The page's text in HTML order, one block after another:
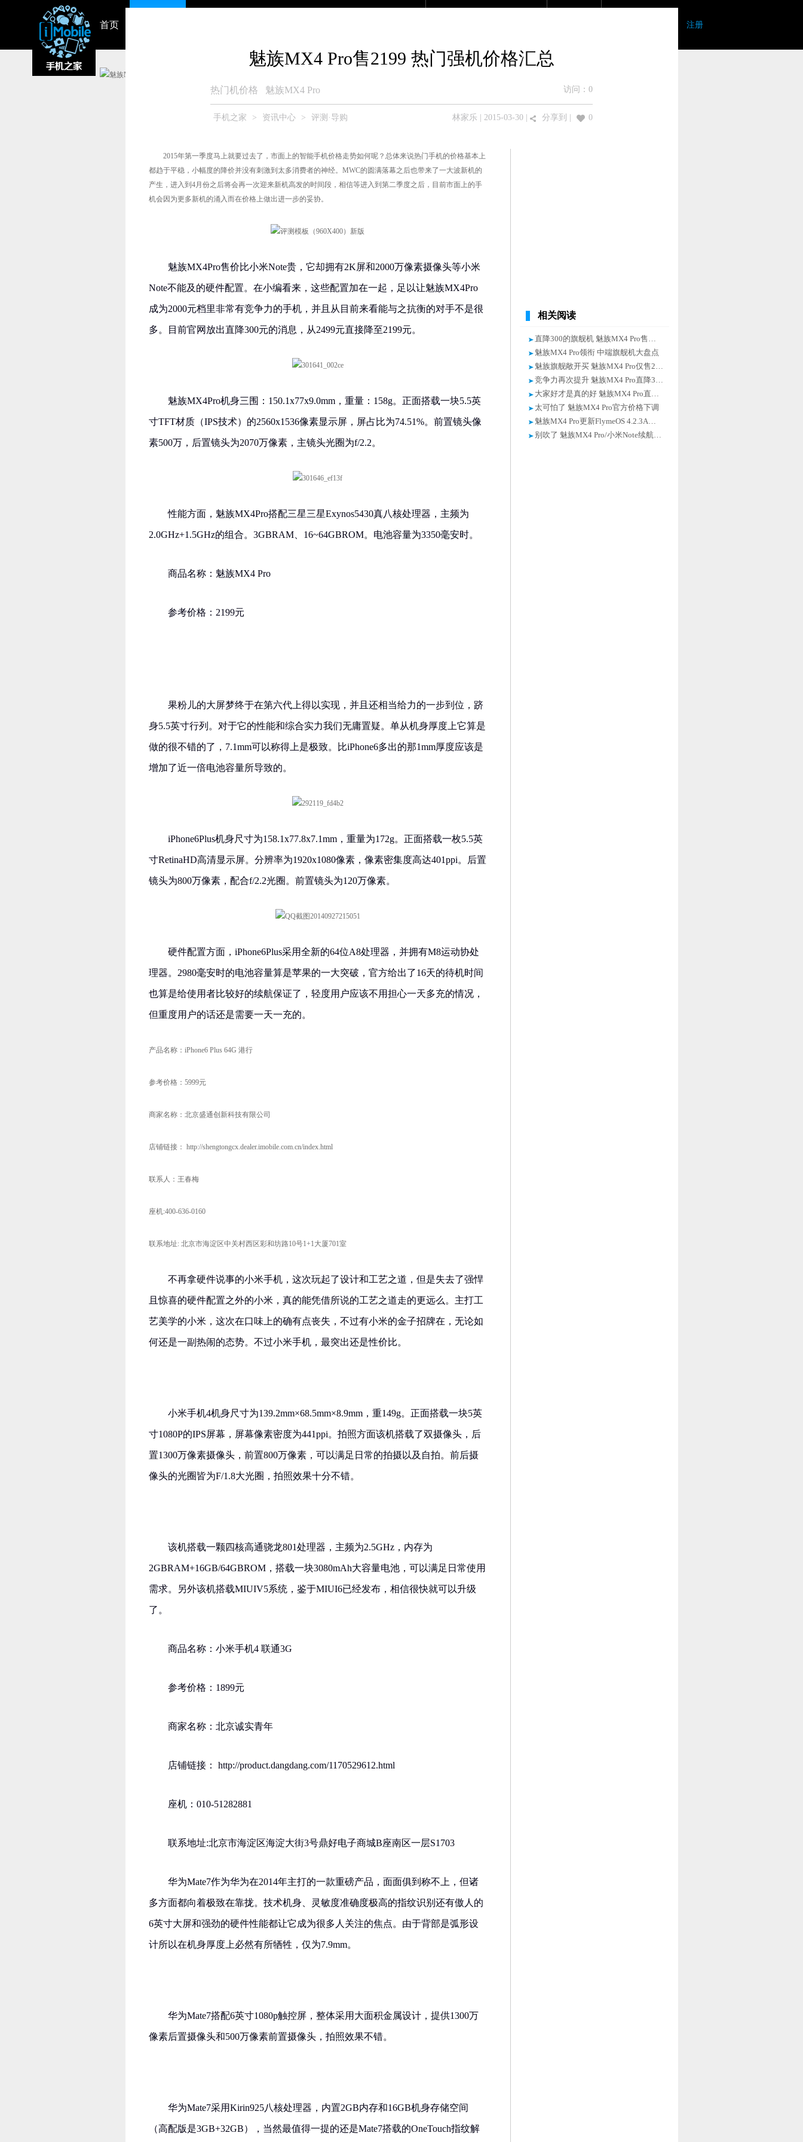
首页 注册
魅族MX4 Pro售2199 热门强机价格汇总
热门机价格 魅族MX4 Pro 访问： 0
手机之家 > 资讯中心 > 评测·导购 林家乐 | 2015-03-30 | 分享到 0
2015年第一季度马上就要过去了，市面上的智能手机价格走势如何呢？总体来说热门手机的价格基本上
都趋于平稳，小幅度的降价并没有刺激到太多消费者的神经。MWC的圆满落幕之后也带来了一大波新机的
产生，进入到4月份之后将会再一次迎来新机高发的时间段，相信等进入到第二季度之后，目前市面上的手
机会因为更多新机的涌入而在价格上做出进一步的妥协。
魅族MX4Pro售价比小米Note贵，它却拥有2K屏和2000万像素摄像头等小米
Note不能及的硬件配置。在小编看来，这些配置加在一起，足以让魅族MX4Pro
成为2000元档里非常有竞争力的手机，并且从目前来看能与之抗衡的对手不是很
多。目前官网放出直降300元的消息，从2499元直接降至2199元。
魅族MX4Pro机身三围：150.1x77x9.0mm，重量：158g。正面搭载一块5.5英
寸TFT材质（IPS技术）的2560x1536像素显示屏，屏占比为74.51%。前置镜头像
素500万，后置镜头为2070万像素，主镜头光圈为f/2.2。
性能方面，魅族MX4Pro搭配三星三星Exynos5430真八核处理器，主频为
2.0GHz+1.5GHz的组合。3GBRAM、16~64GBROM。电池容量为3350毫安时。
商品名称：魅族MX4 Pro
参考价格：2199元
果粉儿的大屏梦终于在第六代上得以实现，并且还相当给力的一步到位，跻
身5.5英寸行列。对于它的性能和综合实力我们无庸置疑。单从机身厚度上它算是
做的很不错的了，7.1mm可以称得上是极致。比iPhone6多出的那1mm厚度应该是
增加了近一倍电池容量所导致的。
iPhone6Plus机身尺寸为158.1x77.8x7.1mm，重量为172g。正面搭载一枚5.5英
寸RetinaHD高清显示屏。分辨率为1920x1080像素，像素密集度高达401ppi。后置
镜头为800万像素，配合f/2.2光圈。前置镜头为120万像素。
硬件配置方面，iPhone6Plus采用全新的64位A8处理器，并拥有M8运动协处
理器。2980毫安时的电池容量算是苹果的一大突破，官方给出了16天的待机时间
也算是给使用者比较好的续航保证了，轻度用户应该不用担心一天多充的情况，
但重度用户的话还是需要一天一充的。
产品名称：iPhone6 Plus 64G 港行
参考价格：5999元
商家名称：北京盛通创新科技有限公司
店铺链接： http://shengtongcx.dealer.imobile.com.cn/index.html
联系人：王春梅
座机:400-636-0160
联系地址: 北京市海淀区中关村西区彩和坊路10号1+1大厦701室
不再拿硬件说事的小米手机，这次玩起了设计和工艺之道，但是失去了强悍
且惊喜的硬件配置之外的小米，真的能凭借所说的工艺之道走的更远么。主打工
艺美学的小米，这次在口味上的确有点丧失，不过有小米的金子招牌在，无论如
何还是一副热闹的态势。不过小米手机，最突出还是性价比。
小米手机4机身尺寸为139.2mm×68.5mm×8.9mm，重149g。正面搭载一块5英
寸1080P的IPS屏幕，屏幕像素密度为441ppi。拍照方面该机搭载了双摄像头，后
置1300万像素摄像头，前置800万像素，可以满足日常的拍摄以及自拍。前后摄
像头的光圈皆为F/1.8大光圈，拍照效果十分不错。
该机搭载一颗四核高通骁龙801处理器，主频为2.5GHz，内存为
2GBRAM+16GB/64GBROM，搭载一块3080mAh大容量电池，可以满足日常使用
需求。另外该机搭载MIUIV5系统，鉴于MIUI6已经发布，相信很快就可以升级
了。
商品名称：小米手机4 联通3G
参考价格：1899元
商家名称：北京诚实青年
店铺链接： http://product.dangdang.com/1170529612.html
座机：010-51282881
联系地址:北京市海淀区海淀大街3号鼎好电子商城B座南区一层S1703
华为Mate7作为华为在2014年主打的一款重磅产品，面面俱到称不上，但诸
多方面都向着极致在靠拢。技术机身、灵敏度准确度极高的指纹识别还有傲人的
6英寸大屏和强劲的硬件性能都让它成为很多人关注的焦点。由于背部是弧形设
计所以在机身厚度上必然有所牺牲，仅为7.9mm。
华为Mate7搭配6英寸1080p触控屏，整体采用大面积金属设计，提供1300万
像素后置摄像头和500万像素前置摄像头，拍照效果不错。
华为Mate7采用Kirin925八核处理器，内置2GB内存和16GB机身存储空间
（高配版是3GB+32GB），当然最值得一提的还是Mate7搭载的OneTouch指纹解
相关阅读
直降300的旗舰机 魅族MX4 Pro售价2199
魅族MX4 Pro领衔 中端旗舰机大盘点
魅族旗舰敞开买 魅族MX4 Pro仅售2199
竞争力再次提升 魅族MX4 Pro直降300
大家好才是真的好 魅族MX4 Pro直降300
太可怕了 魅族MX4 Pro官方价格下调
魅族MX4 Pro更新FlymeOS 4.2.3A尝鲜
别吹了 魅族MX4 Pro/小米Note续航实测